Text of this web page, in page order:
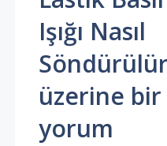
Işığı Nasıl
üzerine bir
yorum